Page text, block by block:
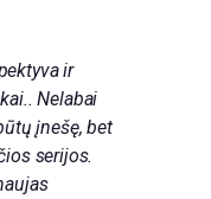
ir
Nelabai
įnešę, bet
serijos.